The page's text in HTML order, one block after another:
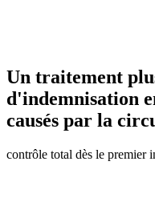
Un traitement
d'indemnisation
causés par la
contrôle total dès le premier